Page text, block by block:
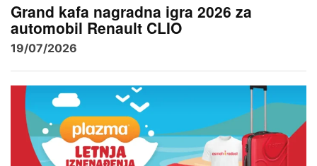
Grand kafa nagradna igra 2026 za
automobil Renault CLIO
19/07/2026